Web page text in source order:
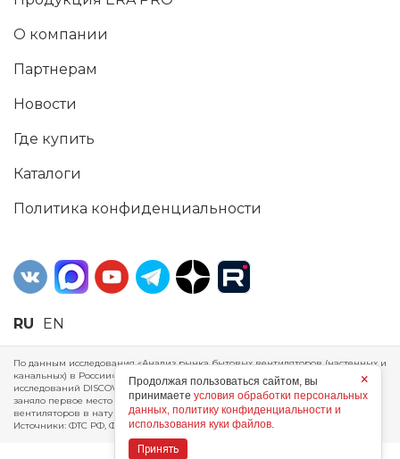
О компании
Партнерам
Новости
Где купить
Каталоги
Политика конфиденциальности
RU EN
По данным исследования «Анализ рынка бытовых вентиляторов (настенных и
канальных) в России», проведенного Агентством маркетинговых
исследований DISCOVERY RESEARCH Group, 2025 г. ERA Group (ООО «ЭРА»)
заняло первое место по производству, объему продаж и экспорту бытовых
вентиляторов в натуральном и стоимостном выражении за 2024 год.
Источники: ФТС РФ, ФСГС РФ, исследования DISCOVERY RESEARCH Group.
×
Продолжая пользоваться сайтом, вы
принимаете условия обработки персональных
данных, политику конфиденциальности и
использования куки файлов.
Принять